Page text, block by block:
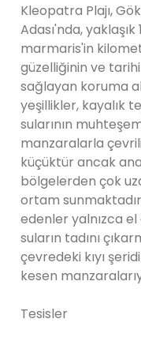
Kleopatra Plajı,
Adası'nda,
marmaris'in
güzelliğinin ve
sağlayan koruma
yeşillikler, kayalık
sularının
manzaralarla
küçüktür ancak
bölgelerden çok
ortam
edenler yalnızca
suların tadını
çevredeki kıyı
kesen
Tesisler